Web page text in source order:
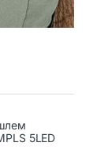
5LED